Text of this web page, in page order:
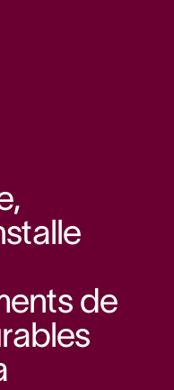
de